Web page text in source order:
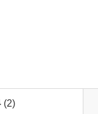
(2)